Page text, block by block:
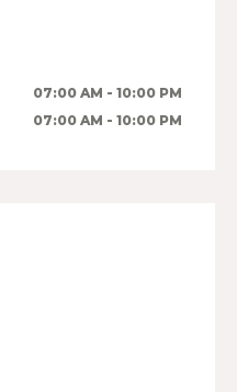
07:00 AM - 10:00 PM
07:00 AM - 10:00 PM